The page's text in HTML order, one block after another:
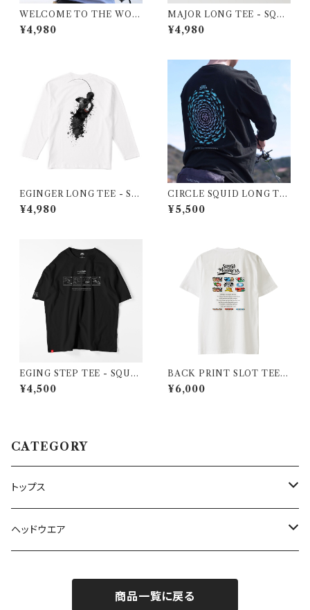
WELCOME TO THE WOR
LD OF SQUID MONKEYS
LONG TEE
¥4,980
MAJOR LONG TEE - SQUI
D MONKEYS
¥4,980
EGINGER LONG TEE - SQ
UID MONKEYS
¥4,980
CIRCLE SQUID LONG TE
E - SQUID MONKEYS
¥5,500
EGING STEP TEE - SQUID
MONKEYS
¥4,500
BACK PRINT SLOT TEE -
SQUID MONKEYS
¥6,000
CATEGORY
トップス
Tシャツ
ヘッドウエア
商品一覧に戻る